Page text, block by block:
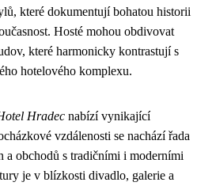
které dokumentují bohatou historii
Hosté mohou obdivovat
které harmonicky kontrastují s
hotelového komplexu.
Hradec nabízí vynikající
vzdálenosti se nachází řada
a obchodů s tradičními i moderními
je v blízkosti divadlo, galerie a